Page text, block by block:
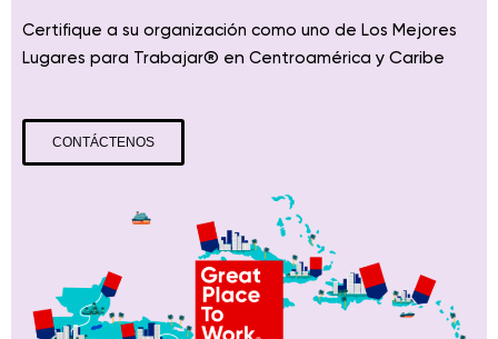
Certifique a su organización como uno de Los Mejores
Lugares para Trabajar® en Centroamérica y Caribe
CONTÁCTENOS